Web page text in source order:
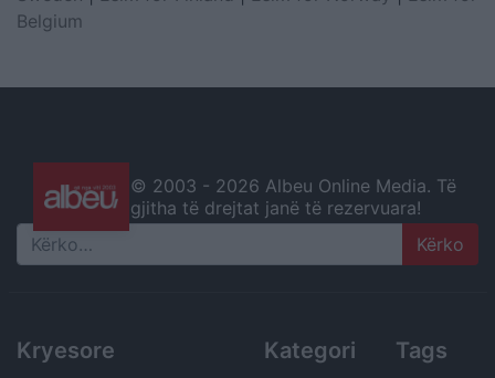
Belgium
© 2003 - 2026 Albeu Online Media. Të
gjitha të drejtat janë të rezervuara!
Search
Kryesore Kategori Tags